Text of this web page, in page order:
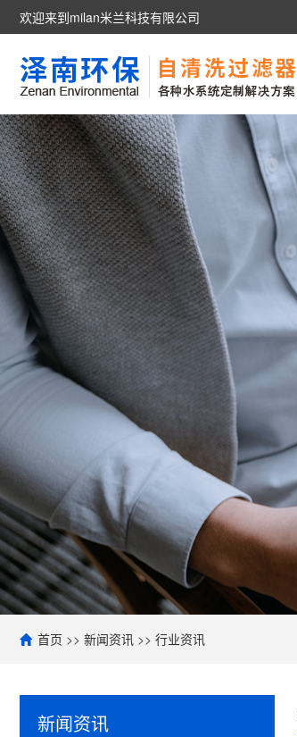
欢迎来到milan米兰科技有限公司
首页 >> 新闻资讯 >> 行业资讯
新闻资讯